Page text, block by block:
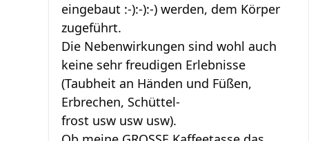
eingebaut :-):-):-) werden, dem Körper
zugeführt.
Die Nebenwirkungen sind wohl auch
keine sehr freudigen Erlebnisse
(Taubheit an Händen und Füßen,
Erbrechen, Schüttel-
frost usw usw usw).